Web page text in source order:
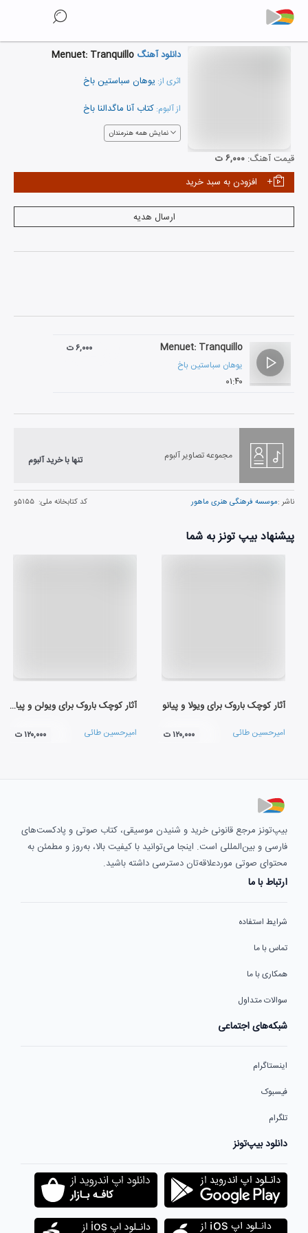
دانلود آهنگ Menuet: Tranquillo
اثری از: یوهان سباستین باخ
از آلبوم: کتاب آنا ماگدالنا باخ
نمایش همه هنرمندان
قیمت آهنگ: ۶,۰۰۰ ت
افزودن به سبد خرید
ارسال هدیه
Menuet: Tranquillo
یوهان سباستین باخ
۰۱:۴۰
۶,۰۰۰ ت
مجموعه تصاویر آلبوم تنها با خرید آلبوم
ناشر :موسسه فرهنگی هنری ماهور کد کتابخانه ملی: ۵۱۵۵و
پیشنهاد بیپ تونز به شما
آثار کوچک باروک برای ویولا و پیانو
امیرحسین طائی ۱۲۰,۰۰۰ ت
آثار کوچک باروک برای ویولن و پیانو
امیرحسین طائی ۱۲۰,۰۰۰ ت
بیپ‌تونز مرجع قانونی خرید و شنیدن موسیقی، کتاب صوتی و پادکست‌های
فارسی و بین‌المللی است. اینجا می‌توانید با کیفیت بالا، به‌روز و مطمئن به
محتوای صوتی موردعلاقه‌تان دسترسی داشته باشید.
ارتباط با ما
شرایط استفاده
تماس با ما
همکاری با ما
سوالات متداول
شبکه‌های اجتماعی
اینستاگرام
فیسبوک
تلگرام
دانلود بیپ‌تونز